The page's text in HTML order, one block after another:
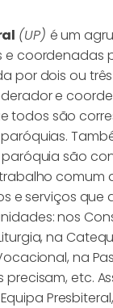
(UP) é um
e coordenadas
por dois ou
e
todos são
são
comum
e serviços que
nos
na
na
etc.